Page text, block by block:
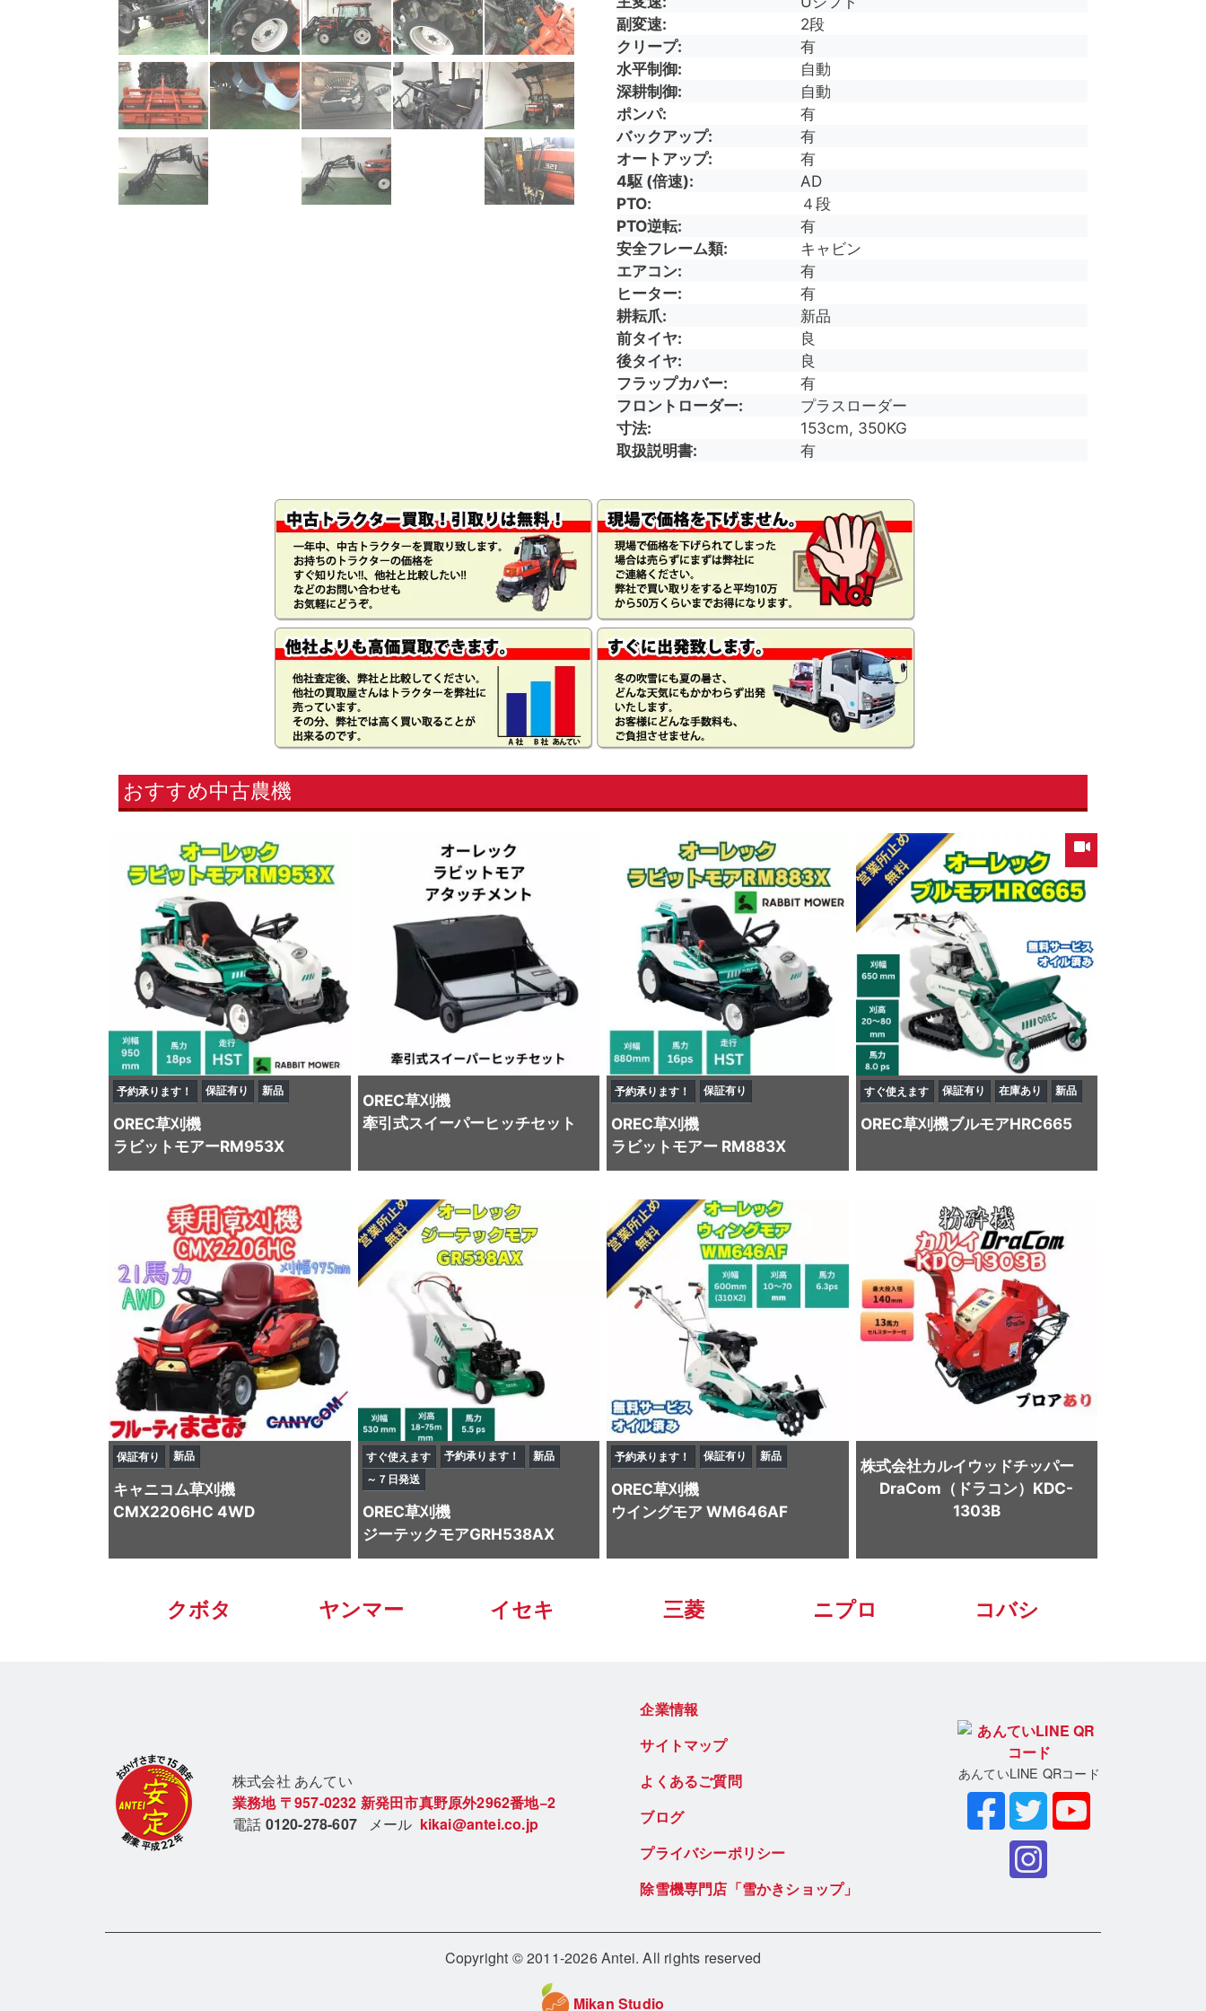
副変速
2段
クリープ
有
水平制御
自動
深耕制御
自動
ポンパ
有
バックアップ
有
オートアップ
有
4駆 (倍速)
AD
PTO
４段
PTO逆転
有
安全フレーム類
キャビン
エアコン
有
ヒーター
有
耕耘爪
新品
前タイヤ
良
後タイヤ
良
フラップカバー
有
フロントローダー
プラスローダー
寸法
153cm, 350KG
取扱説明書
有
おすすめ中古農機
予約承ります！ 保証有り 新品
OREC草刈機
ラビットモアーRM953X
OREC草刈機
牽引式スイーパーヒッチセット
予約承ります！ 保証有り
OREC草刈機
ラビットモアー RM883X
すぐ使えます 保証有り 在庫あり 新品
OREC草刈機ブルモアHRC665
保証有り 新品
キャニコム草刈機
CMX2206HC 4WD
すぐ使えます 予約承ります！
新品
～７日発送
OREC草刈機
ジーテックモアGRH538AX
予約承ります！ 保証有り 新品
OREC草刈機
ウイングモア WM646AF
株式会社カルイウッドチッパー
DraCom（ドラコン）KDC-
1303B
クボタ ヤンマー イセキ 三菱 ニプロ コバシ
株式会社 あんてい
業務地 〒957-0232 新発田市真野原外2962番地−2
電話 0120-278-607 メール kikai@antei.co.jp
企業情報
サイトマップ
よくあるご質問
ブログ
プライバシーポリシー
除雪機専門店「雪かきショップ」
あんていLINE QRコード
Copyright © 2011-2026 Antei. All rights reserved
Mikan Studio